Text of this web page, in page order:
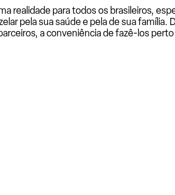
realidade para todos os brasileiros,
pela sua saúde e pela de sua
a conveniência de fazê-los